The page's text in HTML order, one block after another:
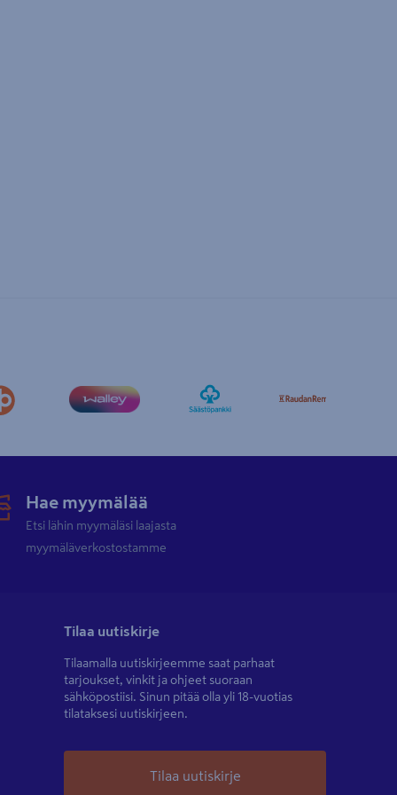
Hae myymälää
Etsi lähin myymäläsi laajasta
myymäläverkostostamme
Tilaa uutiskirje
Tilaamalla uutiskirjeemme saat parhaat
tarjoukset, vinkit ja ohjeet suoraan
sähköpostiisi. Sinun pitää olla yli 18-vuotias
tilataksesi uutiskirjeen.
Tilaa uutiskirje